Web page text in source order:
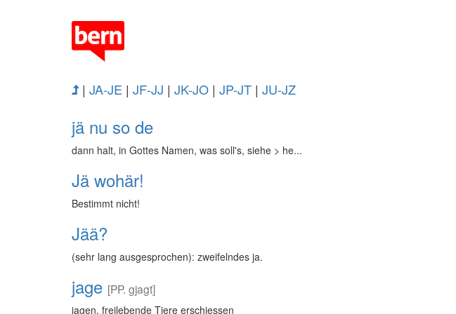
| JA-JE | JF-JJ | JK-JO | JP-JT | JU-JZ
jä nu so de
dann halt, in Gottes Namen, was soll's, siehe > he...
Jä wohär!
Bestimmt nicht!
Jää?
(sehr lang ausgesprochen): zweifelndes ja.
jage [PP. gjagt]
jagen, freilebende Tiere erschiessen